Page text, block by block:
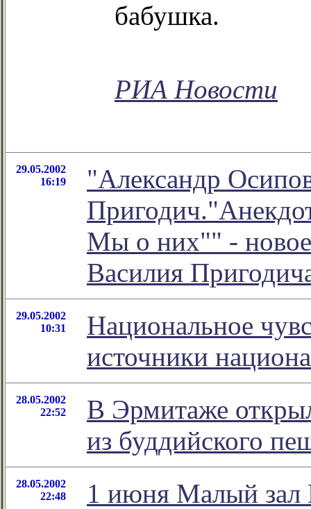
бабушка.
РИА Новости
29.05.2002
16:19
"Александр
Мы о них"" -
Василия
29.05.2002
10:31
Национальное
источники
28.05.2002
22:52
В Эрмитаже
из буддийского
28.05.2002
22:48
1 июня Малый зал